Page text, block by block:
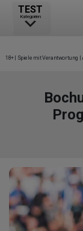
TEST
Kategorien
18+ | Spiele mit Verantwortung |